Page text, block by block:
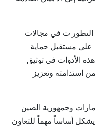
في مجالات
على مستقبل حماية
الأدوات في توثيق
استدامته وتعزيز
وجمهورية الصين
يشكل أساساً مهماً للتعاون